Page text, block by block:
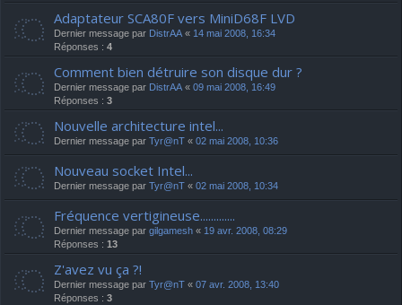
Adaptateur SCA80F vers MiniD68F LVD
Dernier message par DistrAA « 14 mai 2008, 16:34
Réponses : 4
Comment bien détruire son disque dur ?
Dernier message par DistrAA « 09 mai 2008, 16:49
Réponses : 3
Nouvelle architecture intel...
Dernier message par Tyr@nT « 02 mai 2008, 10:36
Nouveau socket Intel...
Dernier message par Tyr@nT « 02 mai 2008, 10:34
Fréquence vertigineuse.............
Dernier message par gilgamesh « 19 avr. 2008, 08:29
Réponses : 13
Z'avez vu ça ?!
Dernier message par Tyr@nT « 07 avr. 2008, 13:40
Réponses : 3